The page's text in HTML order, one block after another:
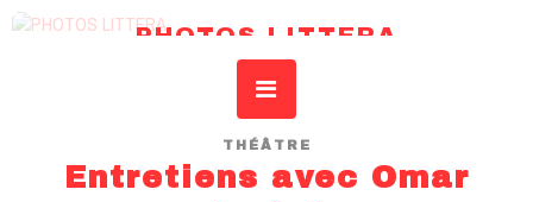
PHOTOS LITTERA
REVUE DE L’IDSAR – INSTITUT DROIT SCIENCES ART RECHERCHE
THÉÂTRE
Entretiens avec Omar